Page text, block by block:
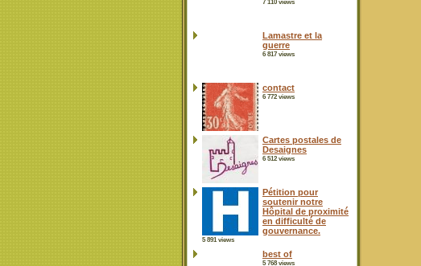
7 110 views
Lamastre et la
guerre
6 817 views
contact
6 772 views
Cartes postales de
Desaignes
6 512 views
Pétition pour
soutenir notre
Hôpital de proximité
en difficulté de
gouvernance.
5 891 views
best of
5 768 views